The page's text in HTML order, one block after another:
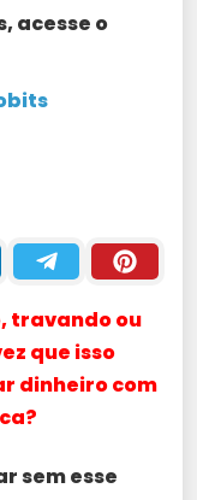
acesse o
travando ou
que isso
dinheiro com
sem esse